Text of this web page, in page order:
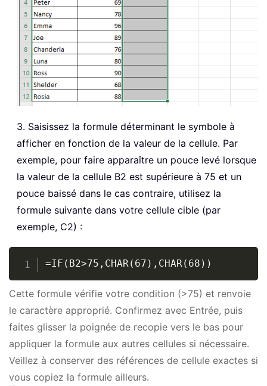
3. Saisissez la formule déterminant le symbole à
afficher en fonction de la valeur de la cellule. Par
exemple, pour faire apparaître un pouce levé lorsque
la valeur de la cellule B2 est supérieure à 75 et un
pouce baissé dans le cas contraire, utilisez la
formule suivante dans votre cellule cible (par
exemple, C2) :
=IF(B2>75,CHAR(67),CHAR(68))
Cette formule vérifie votre condition (>75) et renvoie
le caractère approprié. Confirmez avec Entrée, puis
faites glisser la poignée de recopie vers le bas pour
appliquer la formule aux autres cellules si nécessaire.
Veillez à conserver des références de cellule exactes si
vous copiez la formule ailleurs.